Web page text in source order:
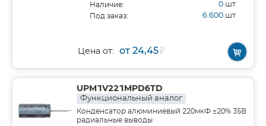
Наличие: 0 шт
Под заказ: 6 600 шт
Цена от: от 24,45₽
UPM1V221MPD6TD
Функциональный аналог
Конденсатор алюминиевый 220мкФ ±20% 35В
радиальные выводы